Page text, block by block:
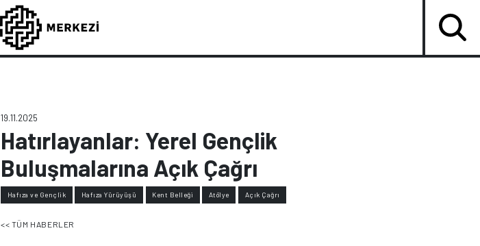
19.11.2025
Hatırlayanlar: Yerel Gençlik
Buluşmalarına Açık Çağrı
Hafıza ve Gençlik Hafıza Yürüyüşü Kent Belleği Atölye Açık Çağrı
<< TÜM HABERLER